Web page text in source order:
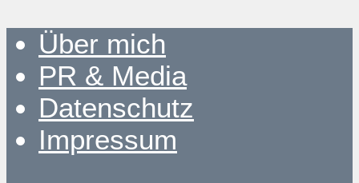
Über mich
PR & Media
Datenschutz
Impressum